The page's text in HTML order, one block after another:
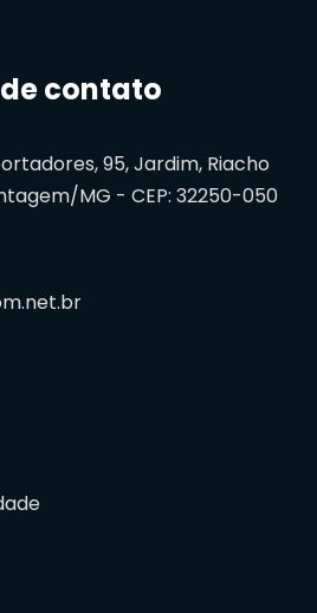
contato
95, Jardim, Riacho
MG - CEP: 32250-050